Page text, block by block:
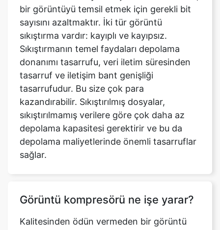
Sıkıştırmanın temel faydaları depolama
donanımı tasarrufu, veri iletim süresinden
tasarruf ve iletişim bant genişliği
tasarrufudur. Bu size çok para
kazandırabilir. Sıkıştırılmış dosyalar,
sıkıştırılmamış verilere göre çok daha az
depolama kapasitesi gerektirir ve bu da
depolama maliyetlerinde önemli tasarruflar
sağlar.
Görüntü kompresörü ne işe yarar?
dosyası boyutunu sıkıştırmanın teknik
dijital görüntünün görünümünü ve fiziksel